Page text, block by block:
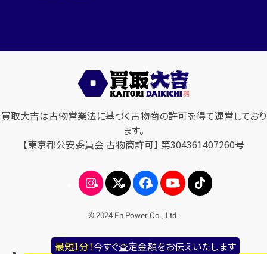
最短1分！今すぐ査定金額をお伝えいたします
買取大吉は古物営業法に基づく古物商の許可を得て運営しており
ます。
【東京都公安委員会 古物商許可】 第304361407260号
© 2024 En Power Co., Ltd.